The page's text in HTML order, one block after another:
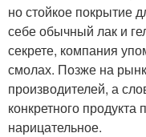
но стойкое покрытие
себе обычный лак и
секрете, компания
смолах. Позже на
производителей, а
конкретного
нарицательное.